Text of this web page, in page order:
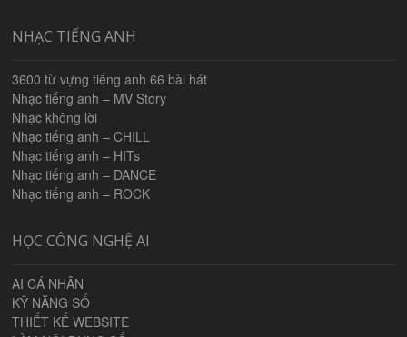
NHẠC TIẾNG ANH
3600 từ vựng tiếng anh 66 bài hát
Nhạc tiếng anh – MV Story
Nhạc không lời
Nhạc tiếng anh – CHILL
Nhạc tiếng anh – HITs
Nhạc tiếng anh – DANCE
Nhạc tiếng anh – ROCK
HỌC CÔNG NGHỆ AI
AI CÁ NHÂN
KỸ NĂNG SỐ
THIẾT KẾ WEBSITE